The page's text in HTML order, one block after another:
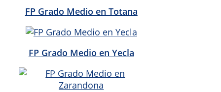
FP Grado Medio en Totana
FP Grado Medio en Yecla